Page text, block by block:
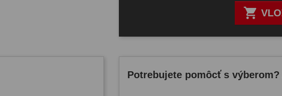

Potrebujete pomôcť s